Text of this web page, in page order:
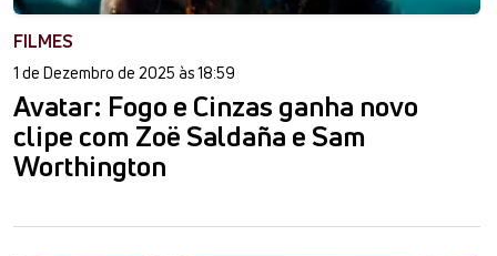
FILMES
1 de Dezembro de 2025 às 18:59
Avatar: Fogo e Cinzas ganha novo
clipe com Zoë Saldaña e Sam
Worthington